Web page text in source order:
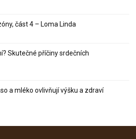
část 4 – Loma Linda
Skutečné příčiny srdečních
a mléko ovlivňují výšku a zdraví